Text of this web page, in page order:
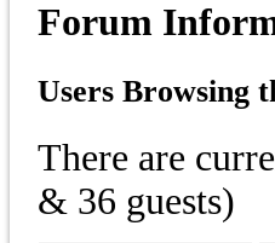
Forum
Users Browsing
There are
& 36 guests)